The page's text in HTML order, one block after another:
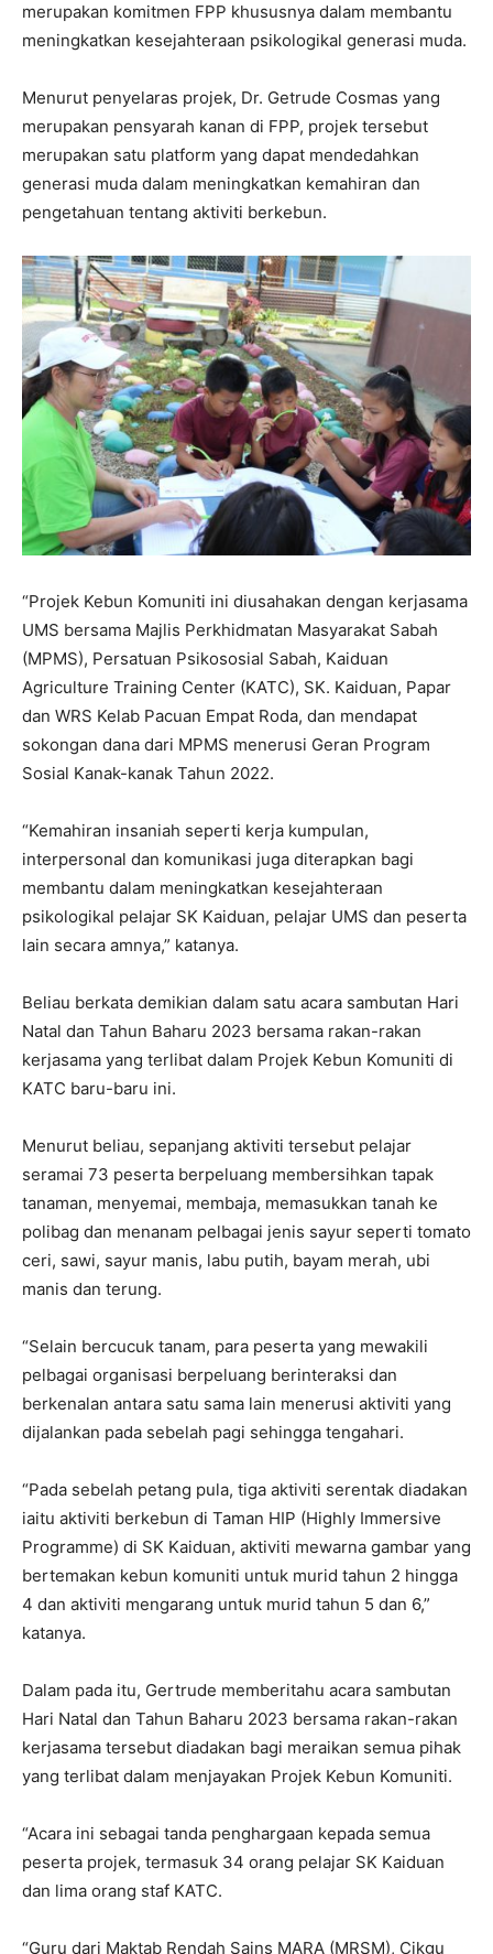
merupakan komitmen FPP khususnya dalam membantu
meningkatkan kesejahteraan psikologikal generasi muda.
Menurut penyelaras projek, Dr. Getrude Cosmas yang
merupakan pensyarah kanan di FPP, projek tersebut
merupakan satu platform yang dapat mendedahkan
generasi muda dalam meningkatkan kemahiran dan
pengetahuan tentang aktiviti berkebun.
“Projek Kebun Komuniti ini diusahakan dengan kerjasama
UMS bersama Majlis Perkhidmatan Masyarakat Sabah
(MPMS), Persatuan Psikososial Sabah, Kaiduan
Agriculture Training Center (KATC), SK. Kaiduan, Papar
dan WRS Kelab Pacuan Empat Roda, dan mendapat
sokongan dana dari MPMS menerusi Geran Program
Sosial Kanak-kanak Tahun 2022.
“Kemahiran insaniah seperti kerja kumpulan,
interpersonal dan komunikasi juga diterapkan bagi
membantu dalam meningkatkan kesejahteraan
psikologikal pelajar SK Kaiduan, pelajar UMS dan peserta
lain secara amnya,” katanya.
Beliau berkata demikian dalam satu acara sambutan Hari
Natal dan Tahun Baharu 2023 bersama rakan-rakan
kerjasama yang terlibat dalam Projek Kebun Komuniti di
KATC baru-baru ini.
Menurut beliau, sepanjang aktiviti tersebut pelajar
seramai 73 peserta berpeluang membersihkan tapak
tanaman, menyemai, membaja, memasukkan tanah ke
polibag dan menanam pelbagai jenis sayur seperti tomato
ceri, sawi, sayur manis, labu putih, bayam merah, ubi
manis dan terung.
“Selain bercucuk tanam, para peserta yang mewakili
pelbagai organisasi berpeluang berinteraksi dan
berkenalan antara satu sama lain menerusi aktiviti yang
dijalankan pada sebelah pagi sehingga tengahari.
“Pada sebelah petang pula, tiga aktiviti serentak diadakan
iaitu aktiviti berkebun di Taman HIP (Highly Immersive
Programme) di SK Kaiduan, aktiviti mewarna gambar yang
bertemakan kebun komuniti untuk murid tahun 2 hingga
4 dan aktiviti mengarang untuk murid tahun 5 dan 6,”
katanya.
Dalam pada itu, Gertrude memberitahu acara sambutan
Hari Natal dan Tahun Baharu 2023 bersama rakan-rakan
kerjasama tersebut diadakan bagi meraikan semua pihak
yang terlibat dalam menjayakan Projek Kebun Komuniti.
“Acara ini sebagai tanda penghargaan kepada semua
peserta projek, termasuk 34 orang pelajar SK Kaiduan
dan lima orang staf KATC.
“Guru dari Maktab Rendah Sains MARA (MRSM), Cikgu